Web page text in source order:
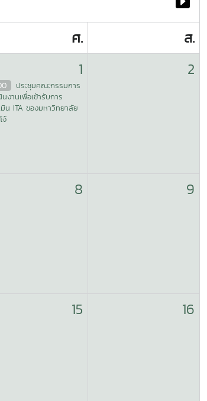
ศ.
ส.
1
ประชุมคณะกรรมการ
นงานเพื่อเข้ารับการ
มิน ITA ของมหาวิทยาลัย
จ้
2
8 9
15 16